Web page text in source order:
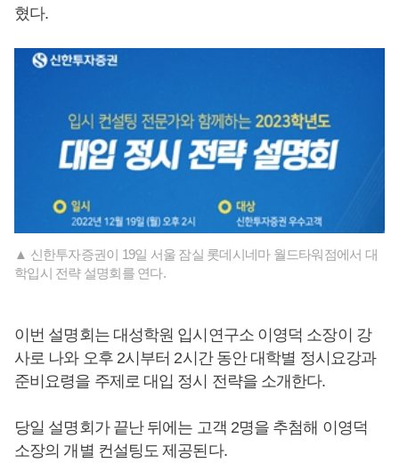
혔다.
▲ 신한투자증권이 19일 서울 잠실 롯데시네마 월드타워점에서 대
학입시 전략 설명회를 연다.
이번 설명회는 대성학원 입시연구소 이영덕 소장이 강
사로 나와 오후 2시부터 2시간 동안 대학별 정시요강과
준비요령을 주제로 대입 정시 전략을 소개한다.
당일 설명회가 끝난 뒤에는 고객 2명을 추첨해 이영덕
소장의 개별 컨설팅도 제공된다.